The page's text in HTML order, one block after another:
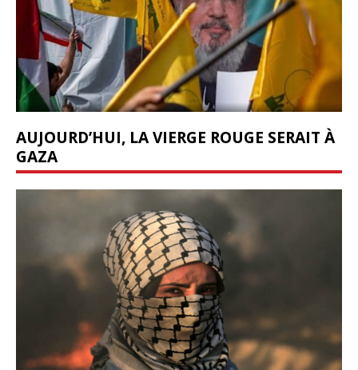
AUJOURD’HUI, LA VIERGE ROUGE SERAIT À
GAZA